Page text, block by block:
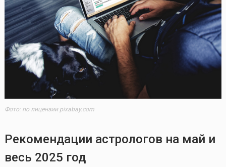
Фото: по лицензии pixabay.com
Рекомендации астрологов на май и
весь 2025 год